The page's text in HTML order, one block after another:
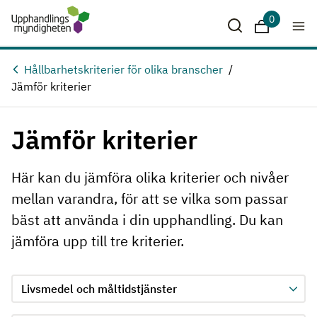
Hoppa till huvudinnehåll
Sparade
0
Hållbarhetskriterier för olika branscher
Jämför kriterier
Jämför kriterier
Här kan du jämföra olika kriterier och nivåer
mellan varandra, för att se vilka som passar
bäst att använda i din upphandling. Du kan
jämföra upp till tre kriterier.
Jämför kriterie 1, formuläret skickas in automatiskt när
Välj område för kriterie 1